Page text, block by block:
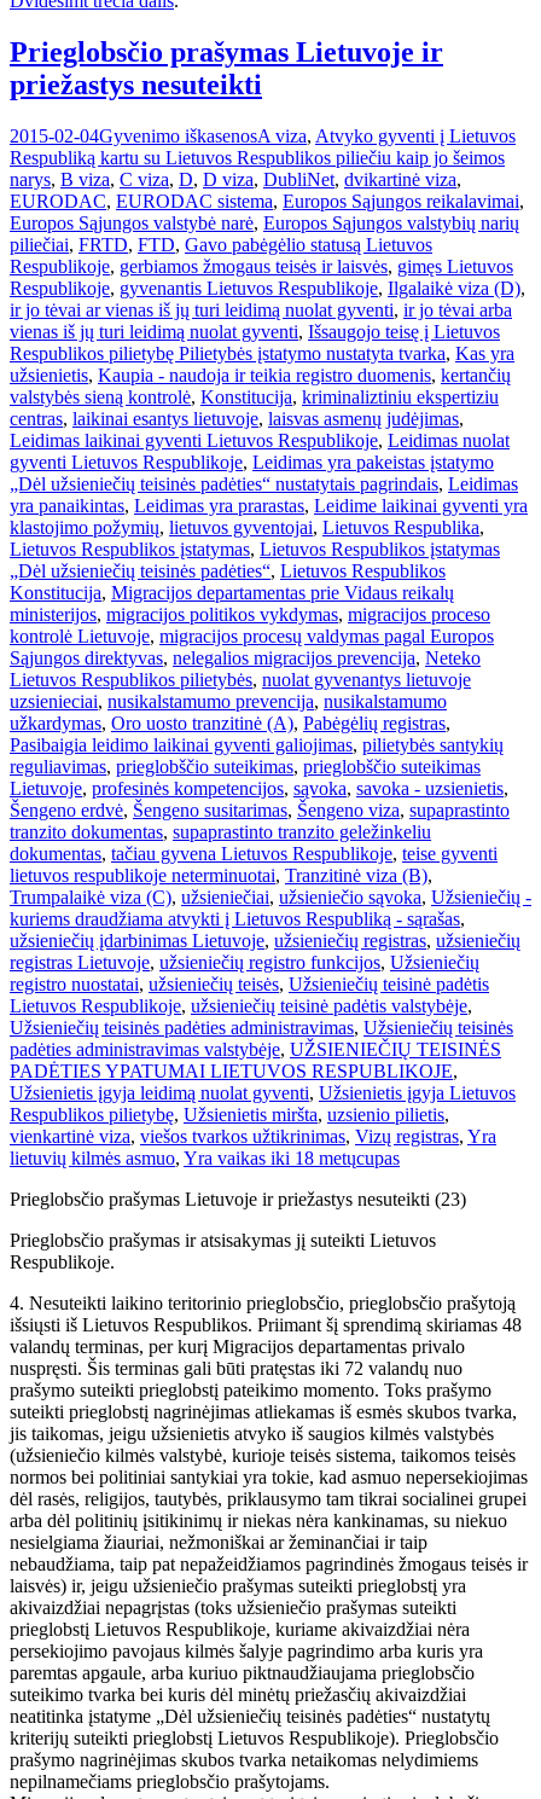
Prieglobsčio prašymas Lietuvoje ir
priežastys nesuteikti
2015-02-04Gyvenimo iškasenosA viza, Atvyko gyventi į Lietuvos
Respubliką kartu su Lietuvos Respublikos piliečiu kaip jo šeimos
narys, B viza, C viza, D, D viza, DubliNet, dvikartinė viza,
EURODAC, EURODAC sistema, Europos Sąjungos reikalavimai,
Europos Sąjungos valstybė narė, Europos Sąjungos valstybių narių
piliečiai, FRTD, FTD, Gavo pabėgėlio statusą Lietuvos
Respublikoje, gerbiamos žmogaus teisės ir laisvės, gimęs Lietuvos
Respublikoje, gyvenantis Lietuvos Respublikoje, Ilgalaikė viza (D),
ir jo tėvai ar vienas iš jų turi leidimą nuolat gyventi, ir jo tėvai arba
vienas iš jų turi leidimą nuolat gyventi, Išsaugojo teisę į Lietuvos
Respublikos pilietybę Pilietybės įstatymo nustatyta tvarka, Kas yra
užsienietis, Kaupia - naudoja ir teikia registro duomenis, kertančių
valstybės sieną kontrolė, Konstitucija, kriminaliztiniu ekspertiziu
centras, laikinai esantys lietuvoje, laisvas asmenų judėjimas,
Leidimas laikinai gyventi Lietuvos Respublikoje, Leidimas nuolat
gyventi Lietuvos Respublikoje, Leidimas yra pakeistas įstatymo
„Dėl užsieniečių teisinės padėties“ nustatytais pagrindais, Leidimas
yra panaikintas, Leidimas yra prarastas, Leidime laikinai gyventi yra
klastojimo požymių, lietuvos gyventojai, Lietuvos Respublika,
Lietuvos Respublikos įstatymas, Lietuvos Respublikos įstatymas
„Dėl užsieniečių teisinės padėties“, Lietuvos Respublikos
Konstitucija, Migracijos departamentas prie Vidaus reikalų
ministerijos, migracijos politikos vykdymas, migracijos proceso
kontrolė Lietuvoje, migracijos procesų valdymas pagal Europos
Sąjungos direktyvas, nelegalios migracijos prevencija, Neteko
Lietuvos Respublikos pilietybės, nuolat gyvenantys lietuvoje
uzsienieciai, nusikalstamumo prevencija, nusikalstamumo
užkardymas, Oro uosto tranzitinė (A), Pabėgėlių registras,
Pasibaigia leidimo laikinai gyventi galiojimas, pilietybės santykių
reguliavimas, prieglobščio suteikimas, prieglobščio suteikimas
Lietuvoje, profesinės kompetencijos, sąvoka, savoka - uzsienietis,
Šengeno erdvė, Šengeno susitarimas, Šengeno viza, supaprastinto
tranzito dokumentas, supaprastinto tranzito geležinkeliu
dokumentas, tačiau gyvena Lietuvos Respublikoje, teise gyventi
lietuvos respublikoje neterminuotai, Tranzitinė viza (B),
Trumpalaikė viza (C), užsieniečiai, užsieniečio sąvoka, Užsieniečių -
kuriems draudžiama atvykti į Lietuvos Respubliką - sąrašas,
užsieniečių įdarbinimas Lietuvoje, užsieniečių registras, užsieniečių
registras Lietuvoje, užsieniečių registro funkcijos, Užsieniečių
registro nuostatai, užsieniečių teisės, Užsieniečių teisinė padėtis
Lietuvos Respublikoje, užsieniečių teisinė padėtis valstybėje,
Užsieniečių teisinės padėties administravimas, Užsieniečių teisinės
padėties administravimas valstybėje, UŽSIENIEČIŲ TEISINĖS
PADĖTIES YPATUMAI LIETUVOS RESPUBLIKOJE,
Užsienietis įgyja leidimą nuolat gyventi, Užsienietis įgyja Lietuvos
Respublikos pilietybę, Užsienietis miršta, uzsienio pilietis,
vienkartinė viza, viešos tvarkos užtikrinimas, Vizų registras, Yra
lietuvių kilmės asmuo, Yra vaikas iki 18 metųcupas
Prieglobsčio prašymas Lietuvoje ir priežastys nesuteikti (23)
Prieglobsčio prašymas ir atsisakymas jį suteikti Lietuvos
Respublikoje.
4. Nesuteikti laikino teritorinio prieglobsčio, prieglobsčio prašytoją
išsiųsti iš Lietuvos Respublikos. Priimant šį sprendimą skiriamas 48
valandų terminas, per kurį Migracijos departamentas privalo
nuspręsti. Šis terminas gali būti pratęstas iki 72 valandų nuo
prašymo suteikti prieglobstį pateikimo momento. Toks prašymo
suteikti prieglobstį nagrinėjimas atliekamas iš esmės skubos tvarka,
jis taikomas, jeigu užsienietis atvyko iš saugios kilmės valstybės
(užsieniečio kilmės valstybė, kurioje teisės sistema, taikomos teisės
normos bei politiniai santykiai yra tokie, kad asmuo nepersekiojimas
dėl rasės, religijos, tautybės, priklausymo tam tikrai socialinei grupei
arba dėl politinių įsitikinimų ir niekas nėra kankinamas, su niekuo
nesielgiama žiauriai, nežmoniškai ar žeminančiai ir taip
nebaudžiama, taip pat nepažeidžiamos pagrindinės žmogaus teisės ir
laisvės) ir, jeigu užsieniečio prašymas suteikti prieglobstį yra
akivaizdžiai nepagrįstas (toks užsieniečio prašymas suteikti
prieglobstį Lietuvos Respublikoje, kuriame akivaizdžiai nėra
persekiojimo pavojaus kilmės šalyje pagrindimo arba kuris yra
paremtas apgaule, arba kuriuo piktnaudžiaujama prieglobsčio
suteikimo tvarka bei kuris dėl minėtų priežasčių akivaizdžiai
neatitinka įstatyme „Dėl užsieniečių teisinės padėties“ nustatytų
kriterijų suteikti prieglobstį Lietuvos Respublikoje). Prieglobsčio
prašymo nagrinėjimas skubos tvarka netaikomas nelydimiems
nepilnamečiams prieglobsčio prašytojams.